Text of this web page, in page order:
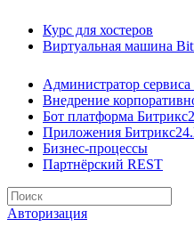
Курс для хостеров
Виртуальная машина
Администратор
Внедрение
Бот платформа
Приложения
Бизнес-процессы
Партнёрский REST
Авторизация